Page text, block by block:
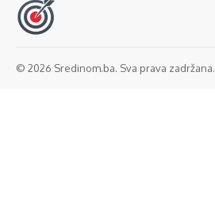
© 2026 Sredinom.ba. Sva prava zadržana.